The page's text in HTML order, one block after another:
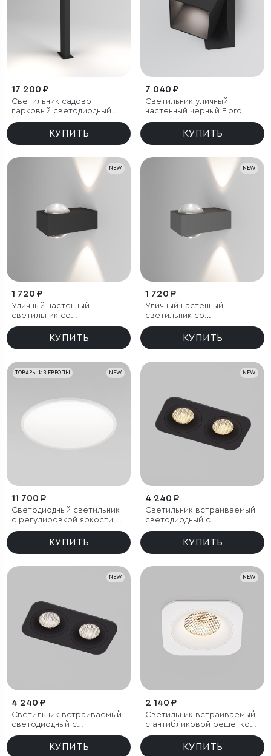
17 200 ₽
Светильник садово-
парковый светодиодный
Fjord
КУПИТЬ
7 040 ₽
Светильник уличный
настенный черный Fjord
КУПИТЬ
NEW
1 720 ₽
Уличный настенный
светильник со
светодиодами Lenses
КУПИТЬ
NEW
1 720 ₽
Уличный настенный
светильник со
светодиодами Lenses
КУПИТЬ
NEW
ТОВАРЫ ИЗ ЕВРОПЫ
11 700 ₽
Светодиодный светильник
с регулировкой яркости и
цветовой температуры
КУПИТЬ
NEW
4 240 ₽
Светильник встраиваемый
светодиодный с
антибликовой решеткой
Tetro 20W 3000K черный
КУПИТЬ
NEW
4 240 ₽
Светильник встраиваемый
светодиодный с
антибликовой решеткой
Tetro 20W 4000K черный
КУПИТЬ
NEW
2 140 ₽
Светильник встраиваемый
с антибликовой решеткой
Tetro 10W 3000K белый
КУПИТЬ